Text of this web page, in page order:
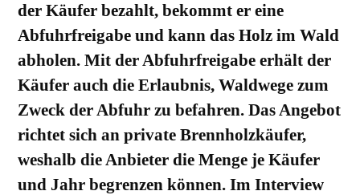
der Käufer bezahlt, bekommt er eine
Abfuhrfreigabe und kann das Holz im Wald
abholen. Mit der Abfuhrfreigabe erhält der
Käufer auch die Erlaubnis, Waldwege zum
Zweck der Abfuhr zu befahren. Das Angebot
richtet sich an private Brennholzkäufer,
weshalb die Anbieter die Menge je Käufer
und Jahr begrenzen können. Im Interview